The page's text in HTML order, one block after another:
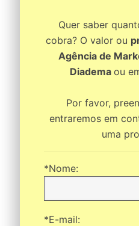
Quer saber
cobra? O valor ou
Agência de
Diadema ou
Por favor,
entraremos em
uma
*Nome:
*E-mail: